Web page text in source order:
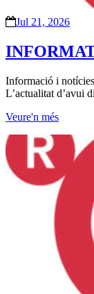
Jul 21, 2026
Informació i
L’actualitat d’avui
Veure'n més